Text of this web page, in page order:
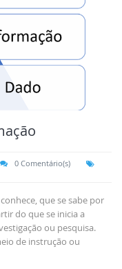
0 Comentário(s)
que se sabe por
do que se inicia a
ou pesquisa.
de instrução ou